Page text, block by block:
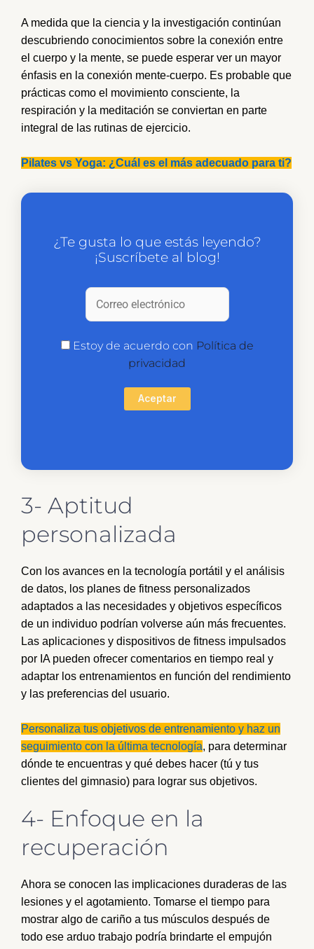
A medida que la ciencia y la investigación continúan
descubriendo conocimientos sobre la conexión entre
el cuerpo y la mente, se puede esperar ver un mayor
énfasis en la conexión mente-cuerpo. Es probable que
prácticas como el movimiento consciente, la
respiración y la meditación se conviertan en parte
integral de las rutinas de ejercicio.
Pilates vs Yoga: ¿Cuál es el más adecuado para ti?
¿Te gusta lo que estás leyendo?
¡Suscríbete al blog!
Estoy de acuerdo con Política de
privacidad
Aceptar
3- Aptitud
personalizada
Con los avances en la tecnología portátil y el análisis
de datos, los planes de fitness personalizados
adaptados a las necesidades y objetivos específicos
de un individuo podrían volverse aún más frecuentes.
Las aplicaciones y dispositivos de fitness impulsados
por IA pueden ofrecer comentarios en tiempo real y
adaptar los entrenamientos en función del rendimiento
y las preferencias del usuario.
Personaliza tus objetivos de entrenamiento y haz un
seguimiento con la última tecnología, para determinar
dónde te encuentras y qué debes hacer (tú y tus
clientes del gimnasio) para lograr sus objetivos.
4- Enfoque en la
recuperación
Ahora se conocen las implicaciones duraderas de las
lesiones y el agotamiento. Tomarse el tiempo para
mostrar algo de cariño a tus músculos después de
todo ese arduo trabajo podría brindarte el empujón